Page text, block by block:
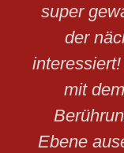
super
der
mit
Ebene